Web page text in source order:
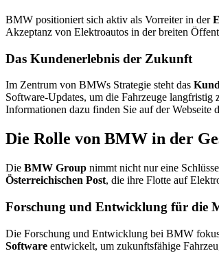
BMW positioniert sich aktiv als Vorreiter in der
Akzeptanz von Elektroautos in der breiten
Das Kundenerlebnis der Zukunft
Im Zentrum von BMWs Strategie steht das
Software-Updates, um die Fahrzeuge langfristig
Informationen dazu finden Sie auf der Webseite
Die Rolle von BMW in der
Die BMW Group nimmt nicht nur eine
Österreichischen Post, die ihre Flotte auf
Forschung und Entwicklung für die
Die Forschung und Entwicklung bei BMW
Software entwickelt, um zukunftsfähige